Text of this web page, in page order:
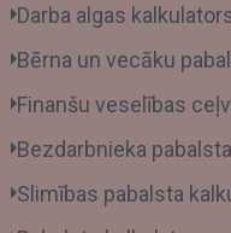
Darba algas
Bērna un vecāku
Finanšu veselības
Bezdarbnieka
Slimības pabalsta